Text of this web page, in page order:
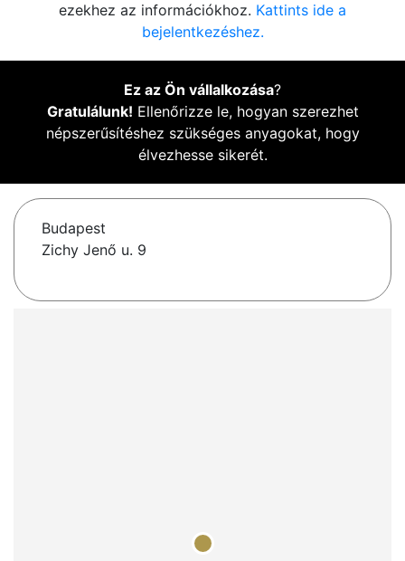
ezekhez az információkhoz. Kattints ide a
bejelentkezéshez.
Ez az Ön vállalkozása?
Gratulálunk! Ellenőrizze le, hogyan szerezhet
népszerűsítéshez szükséges anyagokat, hogy
élvezhesse sikerét.
Budapest
Zichy Jenő u. 9